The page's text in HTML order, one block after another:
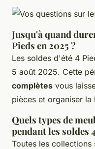
Jusqu'à quand
Pieds en 2025 ?
Les soldes d'été 4
5 août 2025. Cette
complètes vous
pièces et organiser
Quels types de
pendant les soldes
Toutes les collections